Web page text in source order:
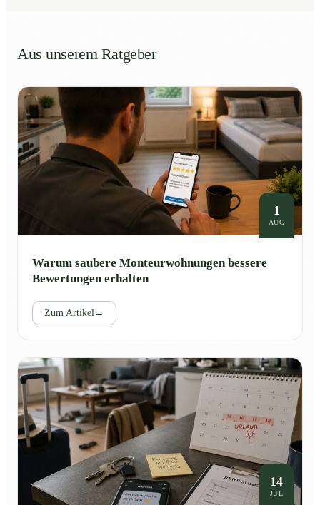
Aus unserem Ratgeber
1
AUG
Warum saubere Monteurwohnungen bessere
Bewertungen erhalten
Zum Artikel →
14
JUL